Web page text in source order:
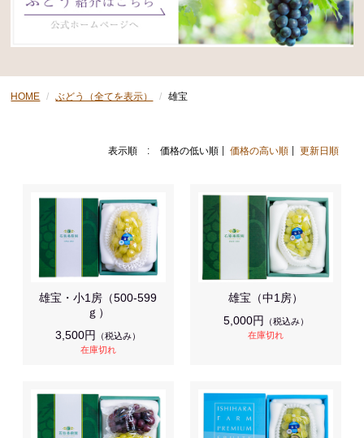
HOME ぶどう（全てを表示） 雄宝
表示順 : 価格の低い順 価格の高い順 更新日順
雄宝・小1房（500-599
ｇ）
3,500円
（税込み）
在庫切れ
雄宝（中1房）
5,000円
（税込み）
在庫切れ